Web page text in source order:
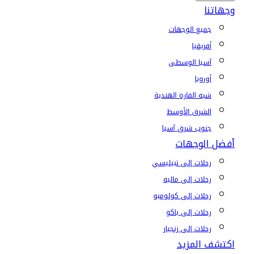
وجهاتنا
جميع الوجهات
أفريقيا
آسيا الوسطى
أوروبا
شبه القارة الهندية
الشرق الأوسط
جنوب شرق آسيا
أفضل الوجهات
رحلات إلى تبيليسي
رحلات إلى ماليه
رحلات إلى كولومبو
رحلات إلى باكو
رحلات إلى زنجبار
اكتشف المزيد